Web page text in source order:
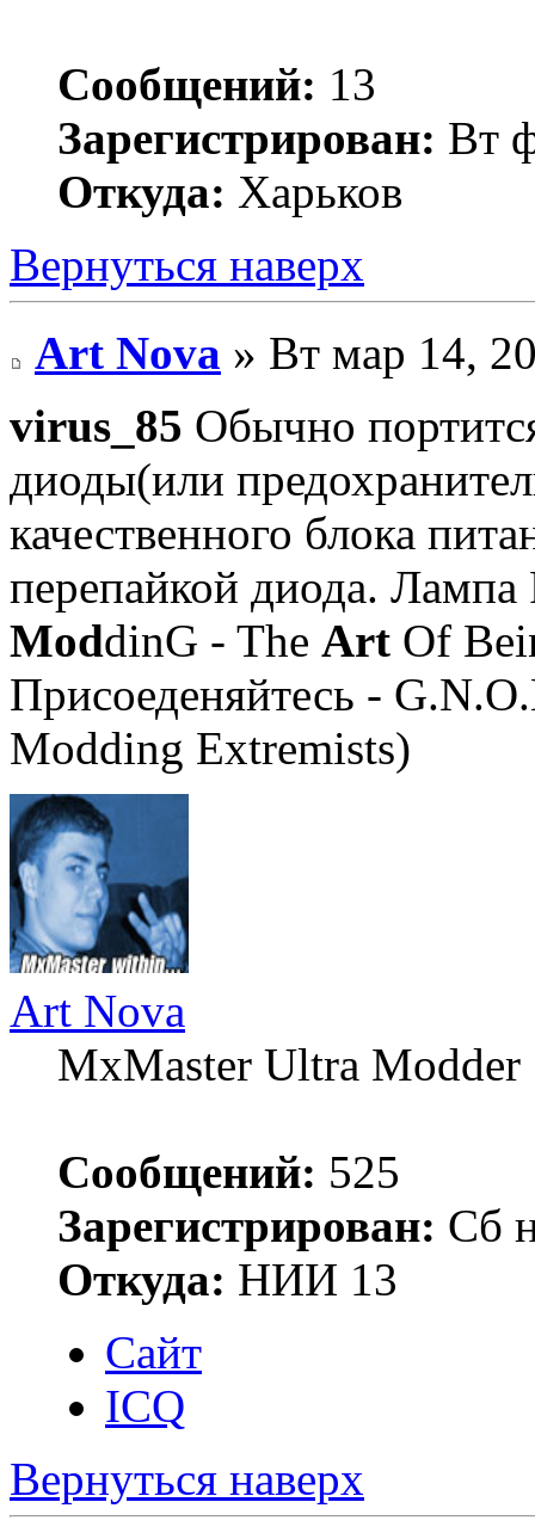
Сообщений: 13
Зарегистрирован: Вт
Откуда: Харьков
Вернуться наверх
Art Nova » Вт мар 14,
virus_85 Обычно
диоды(или
качественного блока
перепайкой диода. Лампа
ModdinG - The Art Of
Присоеденяйтесь -
Modding Extremists)
Art Nova
MxMaster Ultra Modder
Сообщений: 525
Зарегистрирован: Сб
Откуда: НИИ 13
Сайт
ICQ
Вернуться наверх